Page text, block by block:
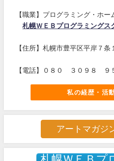
【職業】プログラミング・ホー
札幌ＷＥＢプログラミングス
【住所】札幌市豊平区平岸７条
【電話】０８０ ３０９８ ９
私の経歴・活
アートマガジ